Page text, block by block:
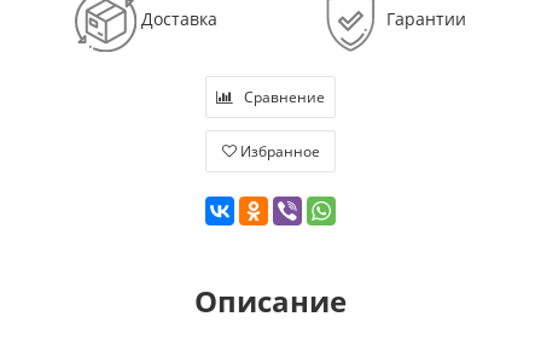
Доставка Гарантии
Сравнение
Избранное
Описание